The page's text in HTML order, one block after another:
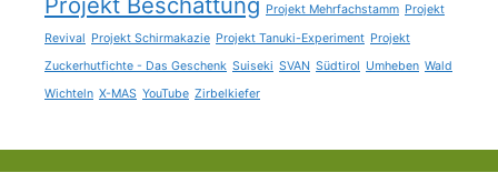
Projekt Mehrfachstamm Projekt
Revival Projekt Schirmakazie Projekt Tanuki-Experiment Projekt
Zuckerhutfichte - Das Geschenk Suiseki SVAN Südtirol Umheben Wald
Wichteln X-MAS YouTube Zirbelkiefer